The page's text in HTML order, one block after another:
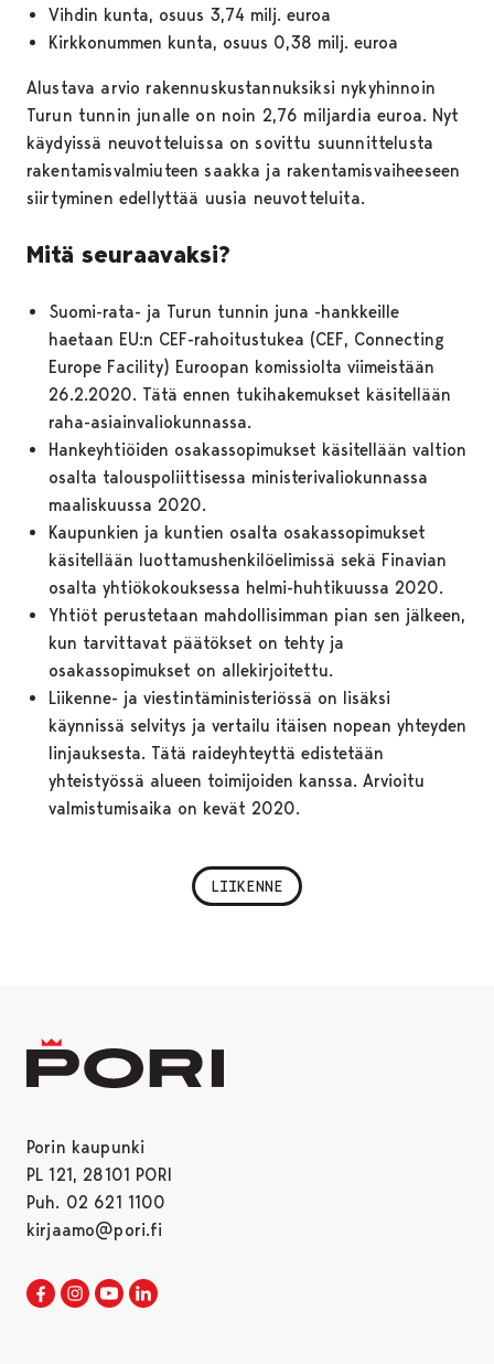
Vihdin kunta, osuus 3,74 milj. euroa
Kirkkonummen kunta, osuus 0,38 milj. euroa
Alustava arvio rakennuskustannuksiksi nykyhinnoin
Turun tunnin junalle on noin 2,76 miljardia euroa. Nyt
käydyissä neuvotteluissa on sovittu suunnittelusta
rakentamisvalmiuteen saakka ja rakentamisvaiheeseen
siirtyminen edellyttää uusia neuvotteluita.
Mitä seuraavaksi?
Suomi-rata- ja Turun tunnin juna -hankkeille
haetaan EU:n CEF-rahoitustukea (CEF, Connecting
Europe Facility) Euroopan komissiolta viimeistään
26.2.2020. Tätä ennen tukihakemukset käsitellään
raha-asiainvaliokunnassa.
Hankeyhtiöiden osakassopimukset käsitellään valtion
osalta talouspoliittisessa ministerivaliokunnassa
maaliskuussa 2020.
Kaupunkien ja kuntien osalta osakassopimukset
käsitellään luottamushenkilöelimissä sekä Finavian
osalta yhtiökokouksessa helmi-huhtikuussa 2020.
Yhtiöt perustetaan mahdollisimman pian sen jälkeen,
kun tarvittavat päätökset on tehty ja
osakassopimukset on allekirjoitettu.
Liikenne- ja viestintäministeriössä on lisäksi
käynnissä selvitys ja vertailu itäisen nopean yhteyden
linjauksesta. Tätä raideyhteyttä edistetään
yhteistyössä alueen toimijoiden kanssa. Arvioitu
valmistumisaika on kevät 2020.
LIIKENNE
Porin kaupunki
PL 121, 28101 PORI
Puh. 02 621 1100
kirjaamo@pori.fi
Porin kaupunki Facebookissa
Avautuu uudessa välilehdessä
Porin kaupunki Instagramissa
Avautuu uudessa välilehdessä
Porin kaupunki Youtubessa
Avautuu uudessa välilehdessä